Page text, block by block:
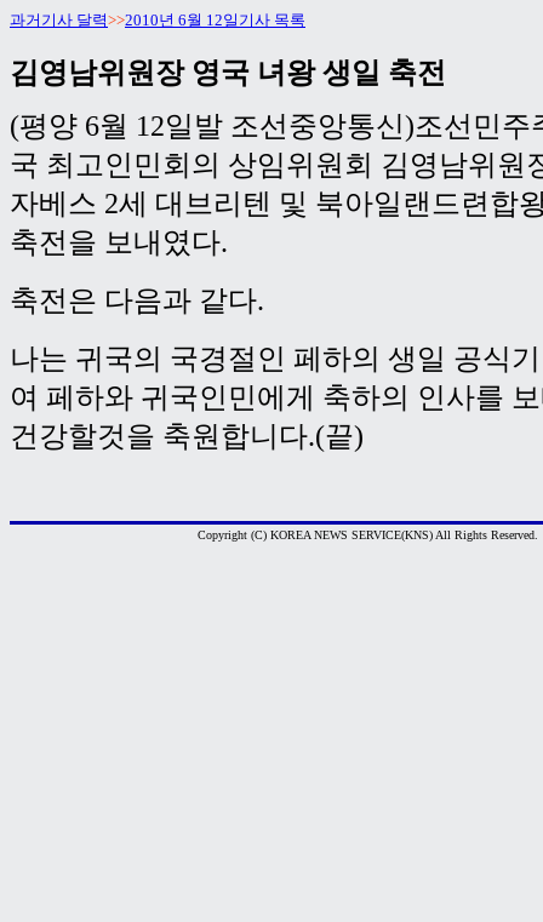
과거기사 달력>>2010년 6월 12일기사 목록
김영남위원장 영국 녀왕 생일 축전
(평양 6월 12일발 조선중앙통신)조선민주
국 최고인민회의 상임위원회 김영남위원
자베스 2세 대브리텐 및 북아일랜드련합
축전을 보내였다.
축전은 다음과 같다.
나는 귀국의 국경절인 페하의 생일 공식
여 페하와 귀국인민에게 축하의 인사를
건강할것을 축원합니다.(끝)
Copyright (C) KOREA NEWS SERVICE(KNS) All Rights Reserved.